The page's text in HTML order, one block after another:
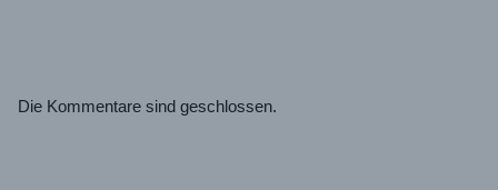
Die Kommentare sind geschlossen.